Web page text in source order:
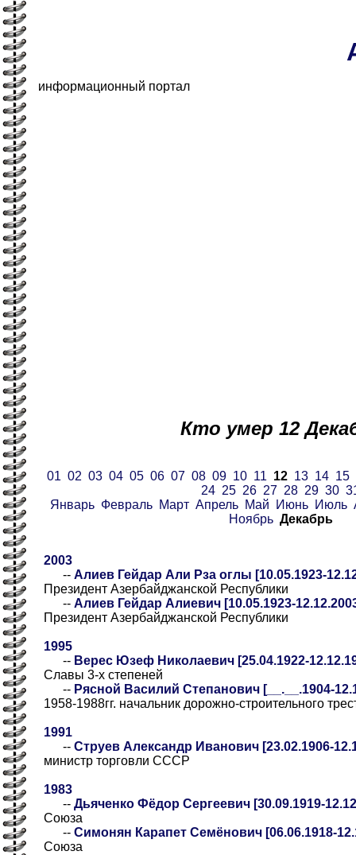
информационный портал
Кто умер 12
01 02 03 04 05 06 07 08 09 10 11 12 13 14 15
24 25 26 27 28 29 30
Январь Февраль Март Апрель Май Июнь Июль
Ноябрь Декабрь
2003
-- Алиев Гейдар Али Рза оглы [10.05.1923-
Президент Азербайджанской Республики
-- Алиев Гейдар Алиевич [10.05.1923-
Президент Азербайджанской Республики
1995
-- Верес Юзеф Николаевич [25.04.1922-
Славы 3-х степеней
-- Рясной Василий Степанович [__.__.1904-
1958-1988гг. начальник дорожно-строительного
1991
-- Струев Александр Иванович [23.02.1906-
министр торговли СССР
1983
-- Дьяченко Фёдор Сергеевич [30.09.1919-
Союза
-- Симонян Карапет Семёнович [06.06.1918-
Союза